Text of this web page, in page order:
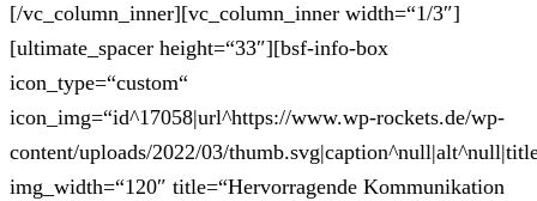
[/vc_column_inner][vc_column_inner width=“1/3″]
[ultimate_spacer height=“33″][bsf-info-box
icon_type=“custom“
icon_img=“id^17058|url^https://www.wp-rockets.de/wp-
content/uploads/2022/03/
img_width=“120″ title=“Hervorragende Kommunikation